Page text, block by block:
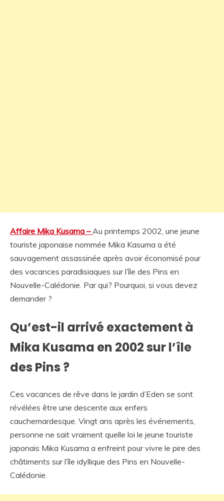
Affaire Mika Kusama –Au printemps 2002, une jeune
touriste japonaise nommée Mika Kasuma a été
sauvagement assassinée après avoir économisé pour
des vacances paradisiaques sur l’île des Pins en
Nouvelle-Calédonie. Par qui? Pourquoi, si vous devez
demander ?
Qu’est-il arrivé exactement à
Mika Kusama en 2002 sur l’île
des Pins ?
Ces vacances de rêve dans le jardin d’Eden se sont
révélées être une descente aux enfers
cauchemardesque. Vingt ans après les événements,
personne ne sait vraiment quelle loi le jeune touriste
japonais Mika Kusama a enfreint pour vivre le pire des
châtiments sur l’île idyllique des Pins en Nouvelle-
Calédonie.